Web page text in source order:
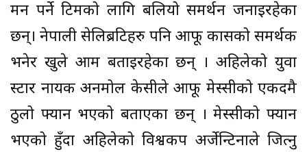
मन पर्ने टिमको लागि बलियो समर्थन जनाइरहेका
छन्। नेपाली सेलिब्रटिहरु पनि आफू कासको समर्थक
भनेर खुले आम बताइरहेका छन् । अहिलेको युवा
स्टार नायक अनमोल केसीले आफू मेस्सीको एकदमै
ठुलो फ्यान भएको बताएका छन् । मेस्सीको फ्यान
भएको हुँदा अहिलेको विश्वकप अर्जेन्टिनाले जित्नु